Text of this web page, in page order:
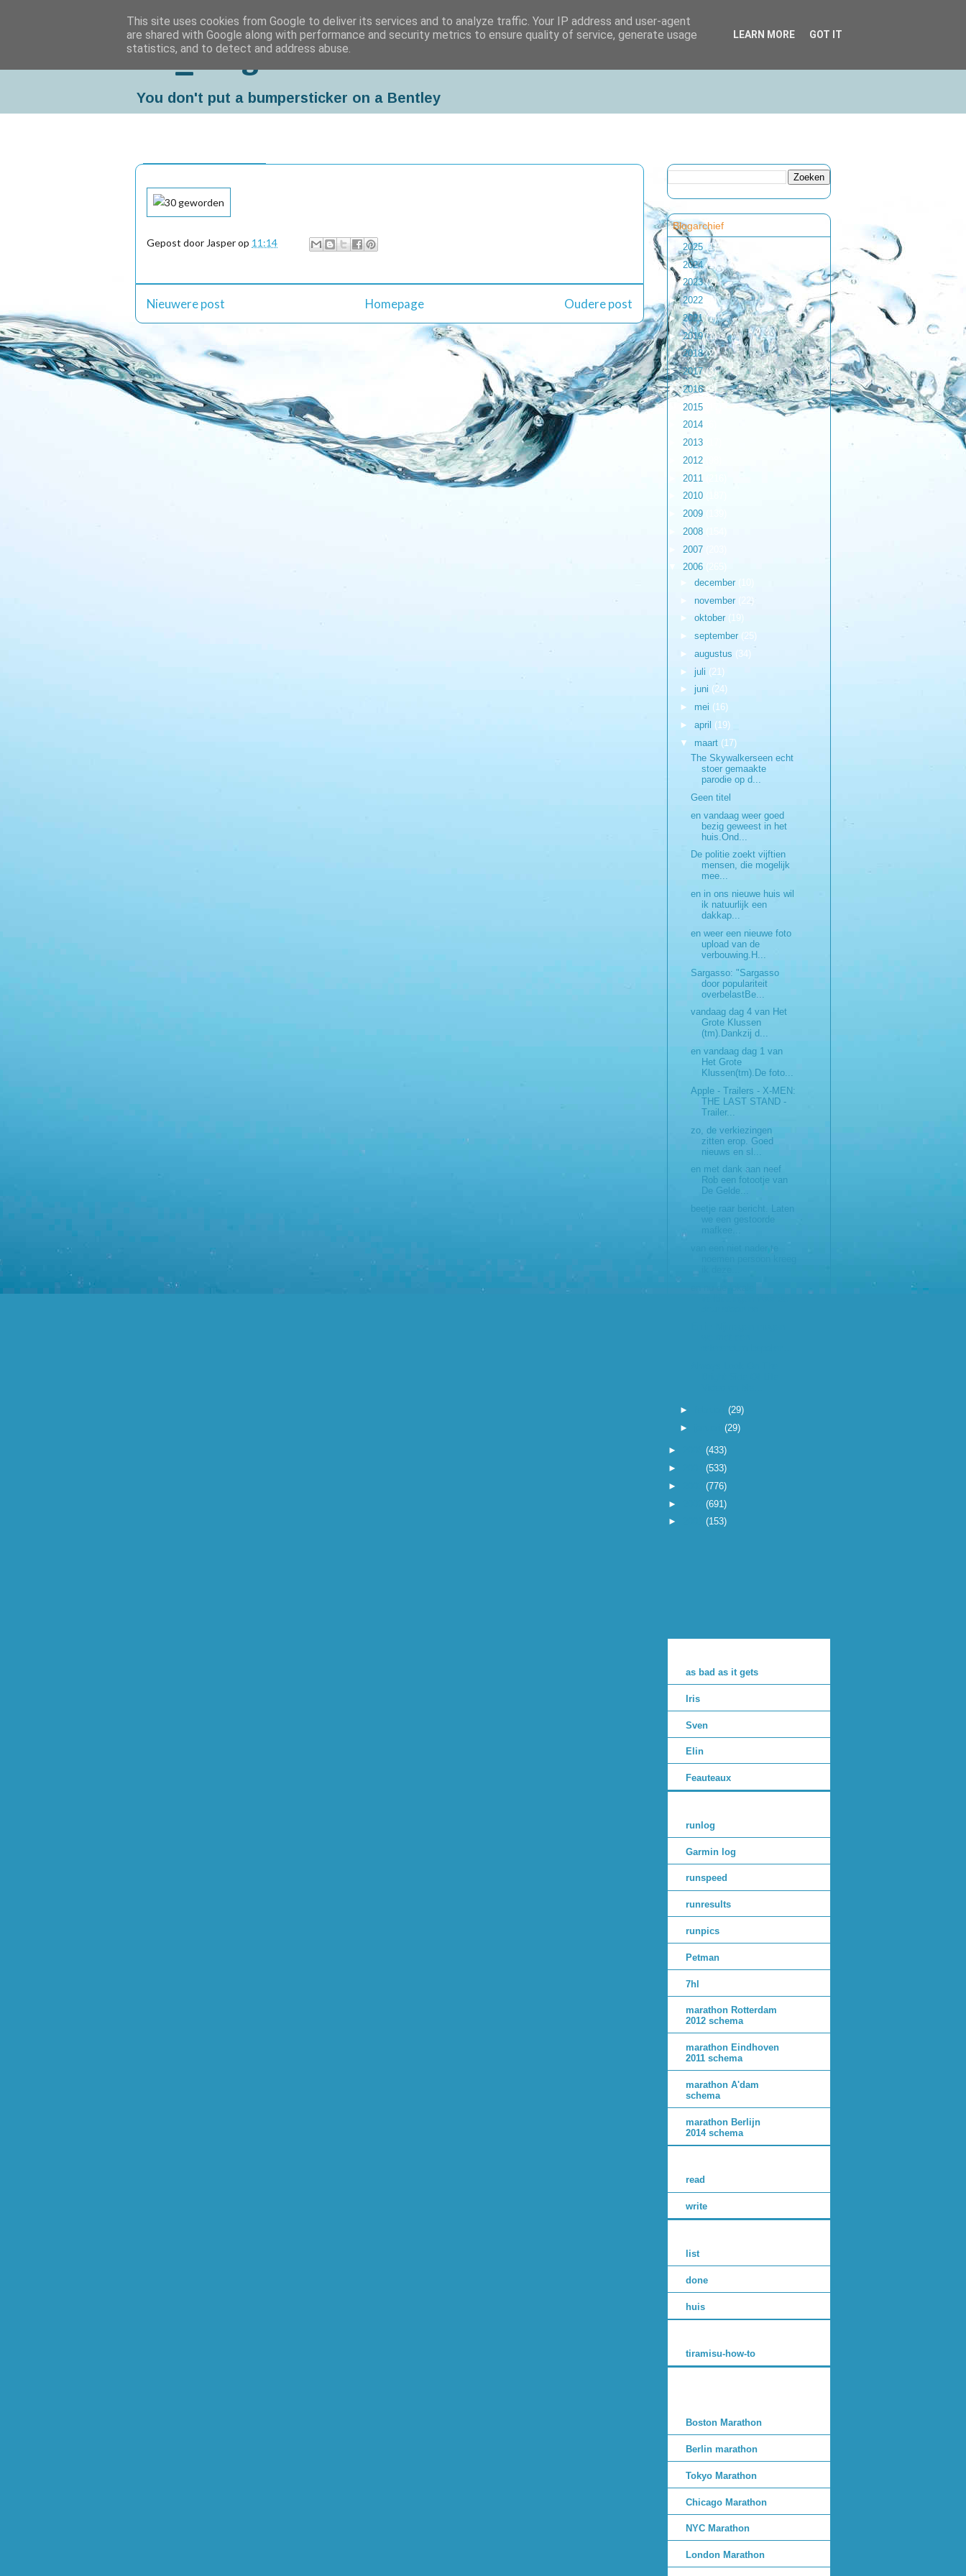
Da_Blog
You don't put a bumpersticker on a Bentley
Gepost door Jasperop 11:14
Nieuwere post Oudere post
Homepage
Blogarchief
2025 (1)
► 2024(1)
►2023(2)
►2022
(1)
►2021(1)
►2019(1)
►2018(2)
►2017(3)
►2016(9)
2015
2014
2013
2012
2011
2010
2009
2008
2007
2006
december
november
(22)
► oktober (19)
► september (25)
► augustus (34)
► juli (21)
► juni (24)
► mei (16)
► april (19)
▼ maart (17)
The Skywalkerseen echt
stoer gemaakte
parodie op d...
Geen titel
en vandaag weer goed
bezig geweest in het
huis.Ond...
De politie zoekt vijftien
mensen, die mogelijk
mee...
en in ons nieuwe huis wil
ik natuurlijk een
dakkap...
en weer een nieuwe foto
upload van de
verbouwing.H...
Sargasso: "Sargasso
door populariteit
overbelastBe...
vandaag dag 4 van Het
Grote Klussen
(tm).Dankzij d...
en vandaag dag 1 van
Het Grote
Klussen(tm).De foto...
Apple - Trailers - X-MEN:
THE LAST STAND -
Trailer...
zo, de verkiezingen
zitten erop. Goed
nieuws en sl...
en met dank aan neef
Rob een fotootje van
De Gelde...
beetje raar bericht. Laten
we een gestoorde
van een niet nader te
►
(29)
►
(29)
►
(433)
►
(533)
►
(776)
►
(691)
►
(153)
as bad as it gets
Iris
Sven
Elin
Feauteaux
runlog
Garmin log
runspeed
runresults
runpics
Petman
7hl
marathon Rotterdam
2012 schema
marathon Eindhoven
2011 schema
marathon A'dam
schema
marathon Berlijn
2014 schema
read
write
list
done
huis
tiramisu-how-to
Boston Marathon
Berlin marathon
Tokyo Marathon
Chicago Marathon
NYC Marathon
London Marathon
This site uses cookies from Google to deliver its services and to analyze traffic. Your IP address and user-agent
are shared with Google along with performance and security metrics to ensure quality of service, generate usage
statistics, and to detect and address abuse.
LEARN MORE GOT IT